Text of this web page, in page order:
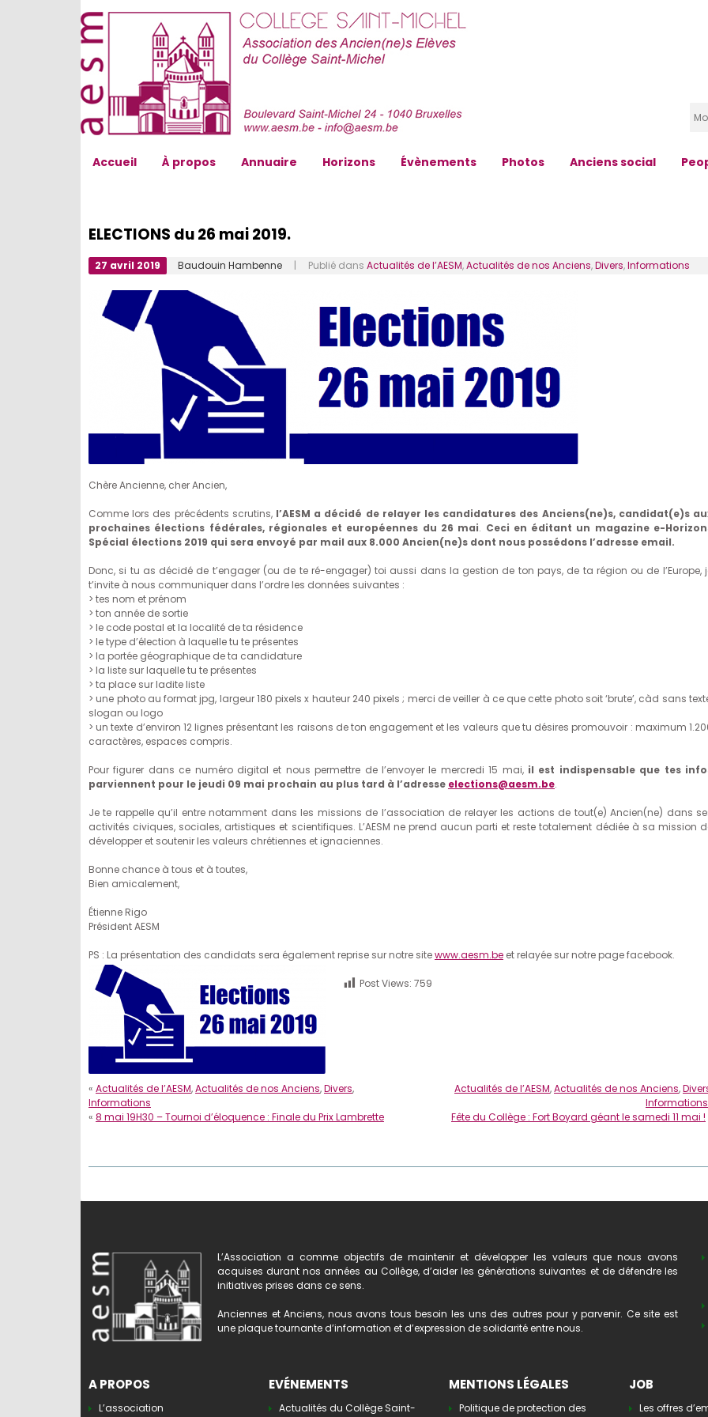
Accueil À propos Annuaire Horizons Évènements Photos Anciens social
ELECTIONS du 26 mai 2019.
27 avril 2019 Baudouin Hambenne | Publié dans Actualités de l’AESM,Actualités de nos Anciens,Divers,Informations
Chère Ancienne, cher Ancien,
Comme lors des précédents scrutins, l’AESM a décidé de relayer les candidatures des Anciens(ne)s, candidat(e)s
prochaines élections fédérales, régionales et européennes du 26 mai. Ceci en éditant un magazine e-
Spécial élections 2019 qui sera envoyé par mail aux 8.000 Ancien(ne)s dont nous possédons l’adresse email.
Donc, si tu as décidé de t’engager (ou de te ré-engager) toi aussi dans la gestion de ton pays, de ta région ou de l’Europe,
t’invite à nous communiquer dans l’ordre les données suivantes :
> tes nom et prénom
> ton année de sortie
> le code postal et la localité de ta résidence
> le type d’élection à laquelle tu te présentes
> la portée géographique de ta candidature
> la liste sur laquelle tu te présentes
> ta place sur ladite liste
> une photo au format jpg, largeur 180 pixels x hauteur 240 pixels ; merci de veiller à ce que cette photo soit ‘brute’, càd sans
slogan ou logo
> un texte d’environ 12 lignes présentant les raisons de ton engagement et les valeurs que tu désires promouvoir : maximum
caractères, espaces compris.
Pour figurer dans ce numéro digital et nous permettre de l’envoyer le mercredi 15 mai, il est indispensable que tes
parviennent pour le jeudi 09 mai prochain au plus tard à l’adresse elections@aesm.be.
Je te rappelle qu’il entre notamment dans les missions de l’association de relayer les actions de tout(e) Ancien(ne) dans
activités civiques, sociales, artistiques et scientifiques. L’AESM ne prend aucun parti et reste totalement dédiée à sa mission
développer et soutenir les valeurs chrétiennes et ignaciennes.
Bonne chance à tous et à toutes,
Bien amicalement,
Étienne Rigo
Président AESM
PS : La présentation des candidats sera également reprise sur notre sitewww.aesm.be et relayée sur notre page facebook.
Post Views: 759
« Actualités de l’AESM,Actualités de nos Anciens,Divers,
Informations
« 8 mai 19H30 – Tournoi d’éloquence : Finale du Prix Lambrette
Actualités de l’AESM,Actualités de nos Anciens,
Informations
Fête du Collège : Fort Boyard géant le samedi 11 mai !
L’Association a comme objectifs de maintenir et développer les valeurs que nous avons
acquises durant nos années au Collège, d’aider les générations suivantes et de défendre les
initiatives prises dans ce sens.
Anciennes et Anciens, nous avons tous besoin les uns des autres pour y parvenir. Ce site est
une plaque tournante d’information et d’expression de solidarité entre nous.
A PROPOS
L’association
EVÉNEMENTS
Actualités du Collège Saint-
MENTIONS LÉGALES
Politique de protection des
JOB
Les offres